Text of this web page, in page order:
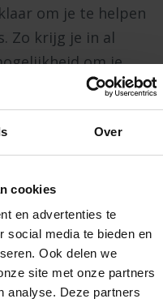
Over
cookies
en advertenties te
social media te bieden en
Ook delen we
site met onze partners
analyse. Deze partners
om je te helpen
Zo krijg je in al
om je
te ontwikkelen. Je
eigen bedrijf! Na
en
en innovatief!
van het
bewegen met de
is een leven